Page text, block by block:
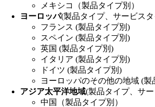
メキシコ（製品タイプ別）
ヨーロッパ(製品タイプ、サービス
フランス (製品タイプ別)
スペイン (製品タイプ別)
英国 (製品タイプ別)
イタリア (製品タイプ別)
ドイツ (製品タイプ別)
ヨーロッパのその他の地域 (製
アジア太平洋地域(製品タイプ、サ
中国（製品タイプ別）